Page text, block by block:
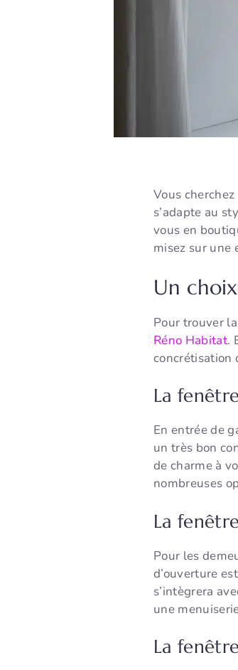
Vous
s’adapte au
vous en
misez sur une
Un
Pour trouver
Réno Habitat.
concrétisation
La
En entrée de
un très bon
de charme à
nombreuses
La
Pour les
d’ouverture
s’intègrera
une
La